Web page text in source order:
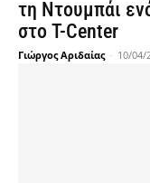
τη Ντουμπάι
στο T-Center
Γιώργος Αριδαίας - 10/04/